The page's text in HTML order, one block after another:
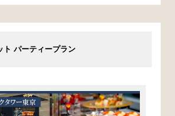
ト パーティープラン